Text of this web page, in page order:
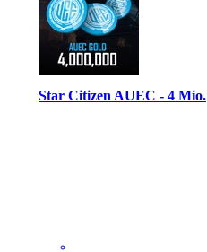
Star Citizen AUEC - 4 Mio.